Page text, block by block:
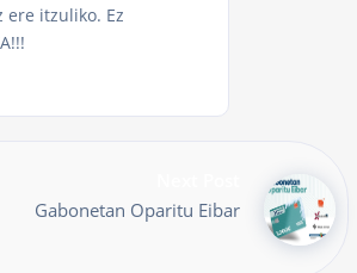
ere itzuliko. Ez
Gabonetan Oparitu Eibar